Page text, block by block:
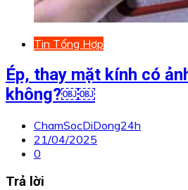
Tin Tổng Hợp
Ép, thay mặt kính có
không?￼￼
ChamSocDiDong24h
21/04/2025
0
Trả lời